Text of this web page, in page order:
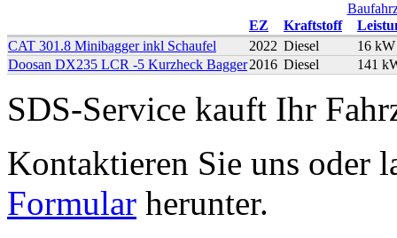
EZ
Kraftstoff
CAT 301.8 Minibagger inkl Schaufel
2022 Diesel
16 kW
Doosan DX235 LCR -5 Kurzheck Bagger2016 Diesel 141
SDS-Service kauft Ihr
Kontaktieren Sie uns oder
Formular herunter.